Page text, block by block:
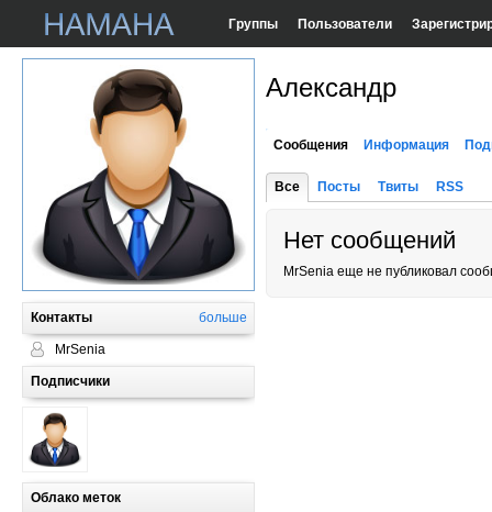
Группы Пользователи
Контакты больше
MrSenia
Подписчики
Облако меток
Александр
Сообщения Информация
Все Посты Твиты RSS
Нет сообщений
MrSenia еще не публиковал